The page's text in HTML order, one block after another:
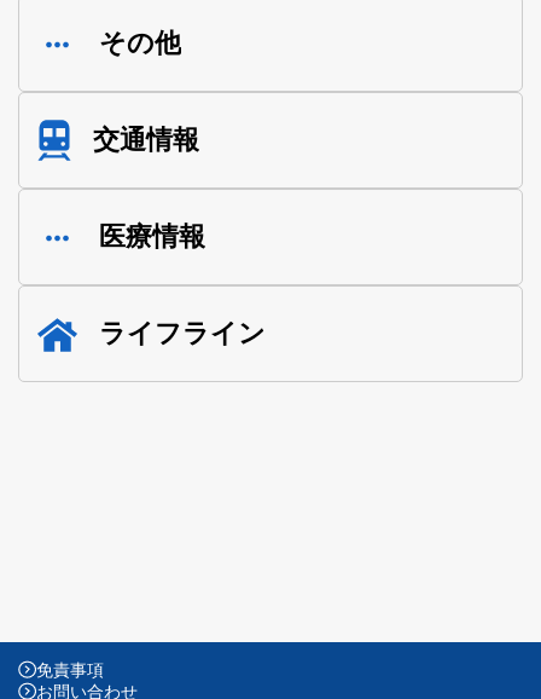
その他
交通情報
医療情報
ライフライン
免責事項
お問い合わせ